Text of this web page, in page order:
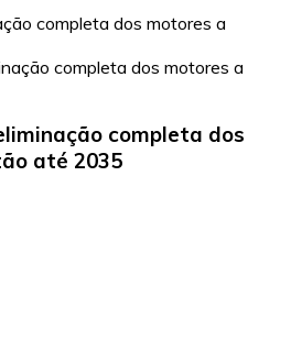
completa dos motores a
completa dos
até 2035